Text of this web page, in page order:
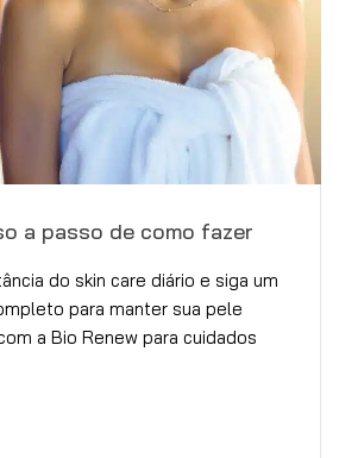
a passo de como fazer
do skin care diário e siga um
para manter sua pele
a Bio Renew para cuidados